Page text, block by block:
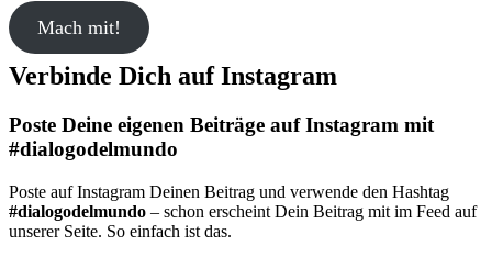
Mach mit!
Verbinde Dich auf Instagram
Poste Deine eigenen Beiträge auf Instagram mit
#dialogodelmundo
Poste auf Instagram Deinen Beitrag und verwende den Hashtag
#dialogodelmundo – schon erscheint Dein Beitrag mit im Feed auf
unserer Seite. So einfach ist das.